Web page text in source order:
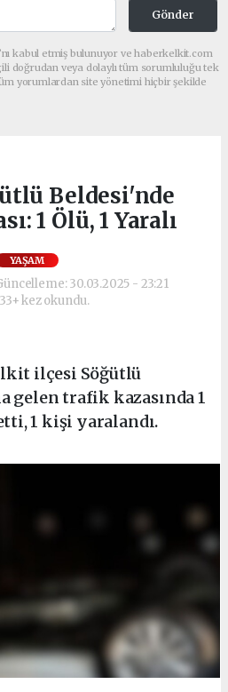
Gönder
kabul etmiş bulunuyor ve haberkelkit.com
doğrudan veya dolaylı tüm sorumluluğu tek
yorumlardan site yönetimi hiçbir şekilde
Beldesi'nde
1 Ölü, 1 Yaralı
YAŞAM
30.03.2025 - 23:21
kez okundu.
ilçesi Söğütlü
gelen trafik kazasında 1
1 kişi yaralandı.